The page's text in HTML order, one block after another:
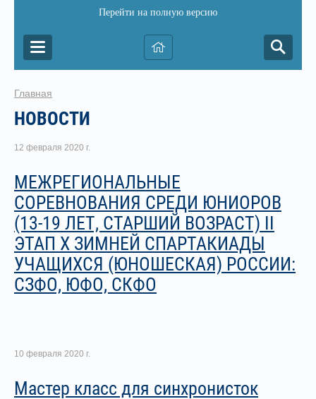
Перейти на полную версию
Главная
НОВОСТИ
12 февраля 2020 г.
МЕЖРЕГИОНАЛЬНЫЕ
СОРЕВНОВАНИЯ СРЕДИ ЮНИОРОВ
(13-19 ЛЕТ, СТАРШИЙ ВОЗРАСТ) II
ЭТАП Х ЗИМНЕЙ СПАРТАКИАДЫ
УЧАЩИХСЯ (ЮНОШЕСКАЯ) РОССИИ:
СЗФО, ЮФО, СКФО
10 февраля 2020 г.
Мастер класс для синхронисток